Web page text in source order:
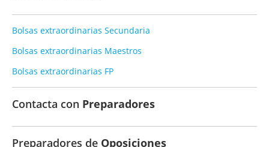
Bolsas extraordinarias Secundaria
Bolsas extraordinarias Maestros
Bolsas extraordinarias FP
Contacta con Preparadores
Preparadores de Oposiciones